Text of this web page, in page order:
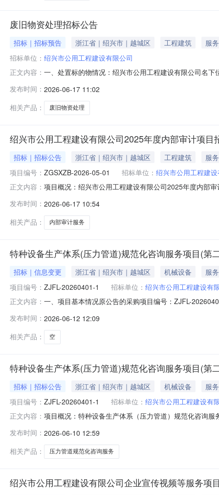
废旧物资处理招标公告
招标｜招标预告 浙江省｜绍兴市｜越城区 工程建筑
服务
招标单位： 绍兴市公用工程建设有限公司
正文内容： 一、处置标的物情况：绍兴市公用工程建设有限公司名
24日17：00。六、报名所需资料：报名时须提供营业执
身份证及其复印件一份。联系电
发布时间： 2026-06-17 11:02
相关产品：
废旧物资处理
绍兴市公用工程建设有限公司2025年度内部审计项目
招标｜招标公告 浙江省｜绍兴市｜越城区 工程建筑
服务
项目编号： ZGSXZB-2026-05-01 招标单位： 绍兴市公用工程建
正文内容： 项目概况：绍兴市公用工程建设有限公司2025年度内部
额（元）：50000.00最高限价（元）：50000.00采购需
发布时间： 2026-06-17 10:54
相关产品：
内部审计服务
特种设备生产体系(压力管道)规范化咨询服务项目(第
招标｜信息变更 浙江省｜绍兴市｜越城区 机械设备
服务
项目编号： ZJFL-20260401-1 招标单位： 绍兴市公用工程建设有
正文内容： 一、项目基本情况原公告的采购项目编号：ZJFL-
有可能影响产品质量或者不能诚信履约的，应当要求其
发布时间： 2026-06-12 12:09
相关产品：
空
特种设备生产体系(压力管道)规范化咨询服务项目(第
招标｜招标公告 浙江省｜绍兴市｜越城区 机械设备
服务
项目编号： ZJFL-20260401-1 招标单位： 绍兴市公用工程建设有
正文内容： 项目概况：特种设备生产体系（压力管道）规范化咨询
项目（第二次）预算金额（元）：160000.00最高限价
发布时间： 2026-06-10 12:59
相关产品：
压力管道规范化咨询服务
绍兴市公用工程建设有限公司企业宣传视频等服务项